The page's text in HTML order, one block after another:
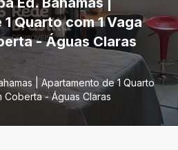
Quarto com 1 Vaga
- Águas Claras
| Apartamento de 1 Quarto
Coberta - Águas Claras